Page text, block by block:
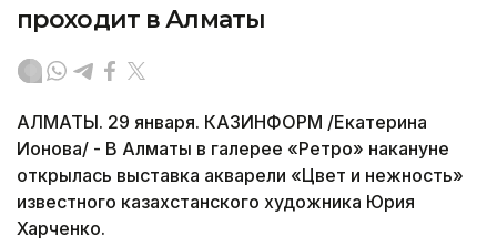
проходит в Алматы
АЛМАТЫ. 29 января. КАЗИНФОРМ /Екатерина
Ионова/ - В Алматы в галерее «Ретро» накануне
открылась выставка акварели «Цвет и нежность»
известного казахстанского художника Юрия
Харченко.